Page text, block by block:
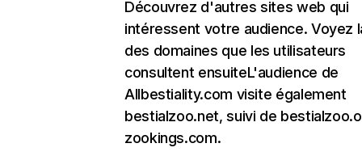
Découvrez d'autres sites web qui
intéressent votre audience. Voyez
des domaines que les utilisateurs
consultent ensuiteL'audience de
Allbestiality.com visite également
bestialzoo.net, suivi de
zookings.com.